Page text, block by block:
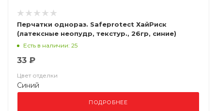
Перчатки однораз. Safeprotect ХайРиск
(латексные неопудр, текстур., 26гр, синие)
Есть в наличии: 25
33 ₽
Цвет отделки
Синий
ПОДРОБНЕЕ